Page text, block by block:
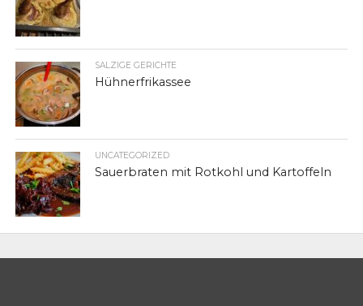
SALZIGE GERICHTE
Hühnerfrikassee
UNCATEGORIZED
Sauerbraten mit Rotkohl und Kartoffeln